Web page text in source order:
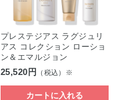
プレステジアス ラグジュリ
アス コレクション ローショ
ン＆エマルジョン
25,520円 （税込）※
カートに入れる